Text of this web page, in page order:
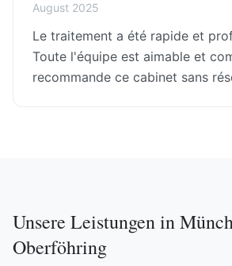
August 2025
Le traitement a été rapide et
Toute l'équipe est aimable et
recommande ce cabinet sans
Unsere Leistungen in
Oberföhring